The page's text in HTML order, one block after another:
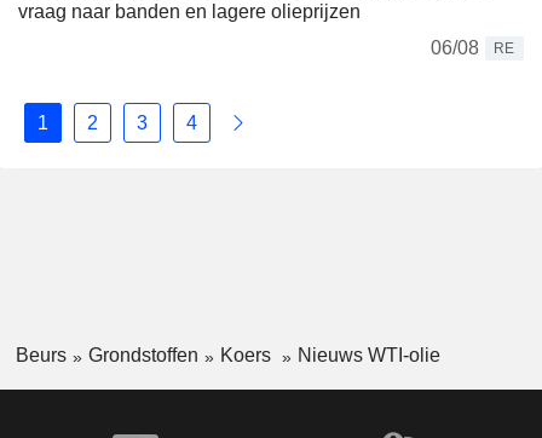
vraag naar banden en lagere olieprijzen
06/08
RE
1 2 3 4
Beurs Grondstoffen Koers Nieuws WTI-olie